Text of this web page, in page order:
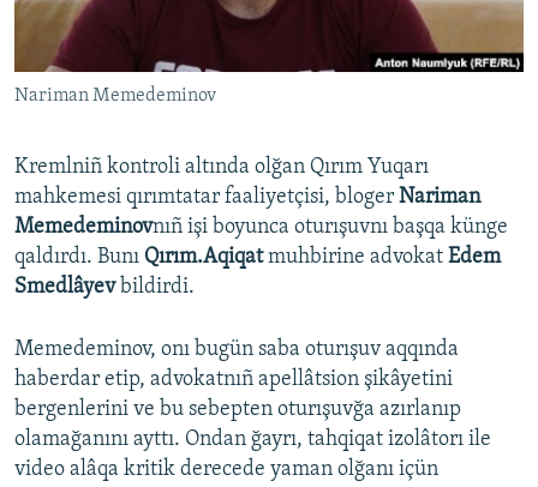
Українською
QOŞULIÑIZ!
RFE/RS bütün saytları
Nariman Memedeminov
Kremlniñ kontroli altında olğan Qırım Yuqarı
mahkemesi qırımtatar faaliyetçisi, bloger Nariman
Memedeminovnıñ işi boyunca oturışuvnı başqa künge
qaldırdı. Bunı Qırım.Aqiqatmuhbirine advokat Edem
Smedlâyevbildirdi.
Memedeminov, onı bugün saba oturışuv aqqında
haberdar etip, advokatnıñ apellâtsion şikâyetini
bergenlerini ve bu sebepten oturışuvğa azırlanıp
olamağanını ayttı. Ondan ğayrı, tahqiqat izolâtorı ile
video alâqa kritik derecede yaman olğanı içün